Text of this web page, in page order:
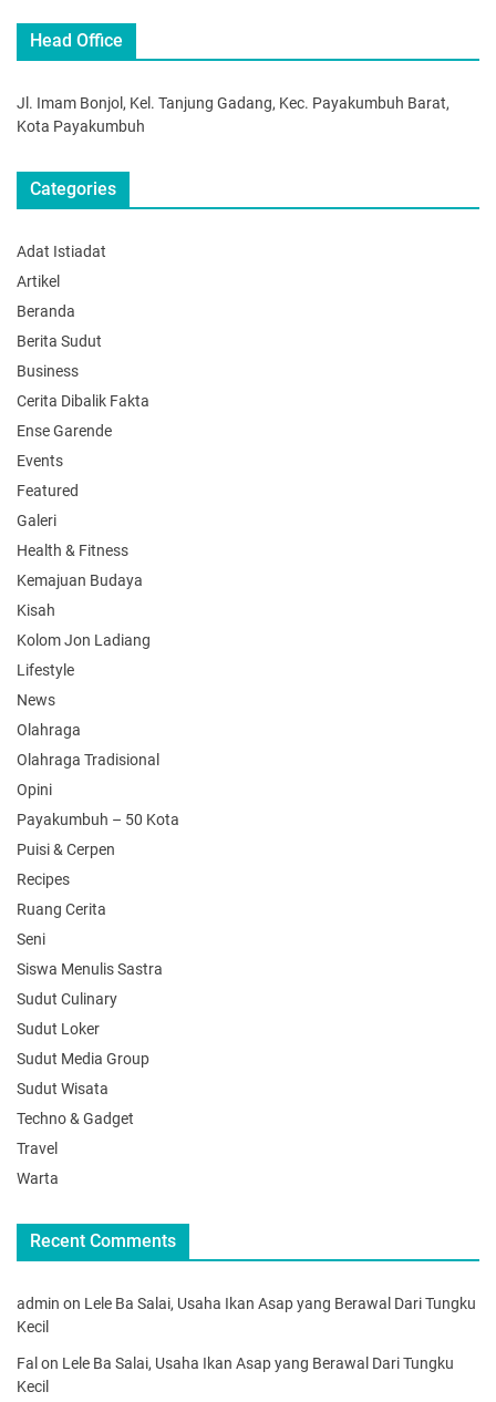
Head Office
Jl. Imam Bonjol, Kel. Tanjung Gadang, Kec. Payakumbuh Barat,
Kota Payakumbuh
Categories
Adat Istiadat
Artikel
Beranda
Berita Sudut
Business
Cerita Dibalik Fakta
Ense Garende
Events
Featured
Galeri
Health & Fitness
Kemajuan Budaya
Kisah
Kolom Jon Ladiang
Lifestyle
News
Olahraga
Olahraga Tradisional
Opini
Payakumbuh – 50 Kota
Puisi & Cerpen
Recipes
Ruang Cerita
Seni
Siswa Menulis Sastra
Sudut Culinary
Sudut Loker
Sudut Media Group
Sudut Wisata
Techno & Gadget
Travel
Warta
Recent Comments
admin on Lele Ba Salai, Usaha Ikan Asap yang Berawal Dari Tungku
Kecil
Falon Lele Ba Salai, Usaha Ikan Asap yang Berawal Dari Tungku
Kecil